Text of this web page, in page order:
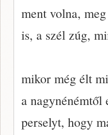
ment volna,
is, a szél zúg,
mikor még élt
a nagynénémtől
perselyt, hogy